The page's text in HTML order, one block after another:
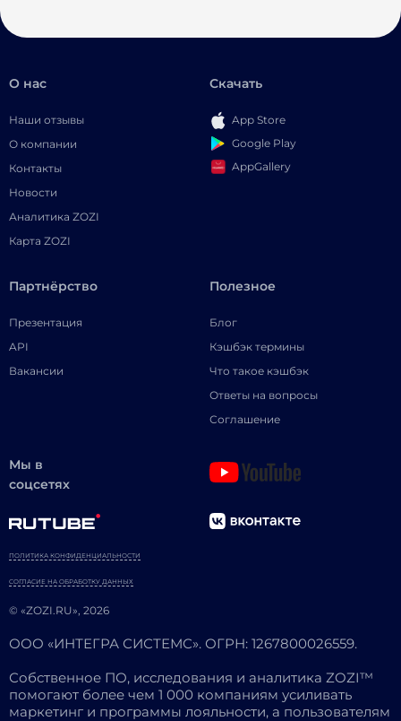
О нас
Наши отзывы
О компании
Контакты
Новости
Аналитика ZOZI
Карта ZOZI
Скачать
App Store
Google Play
AppGallery
Партнёрство
Презентация
API
Вакансии
Полезное
Блог
Кэшбэк термины
Что такое кэшбэк
Ответы на вопросы
Соглашение
Мы в
соцсетях
© «ZOZI.RU», 2026
ПОЛИТИКА КОНФИДЕНЦИАЛЬНОСТИ
СОГЛАСИЕ НА ОБРАБОТКУ ДАННЫХ
ООО «ИНТЕГРА СИСТЕМС». ОГРН: 1267800026559.
Собственное ПО, исследования и аналитика ZOZI™
помогают более чем 1 000 компаниям усиливать
маркетинг и программы лояльности, а пользователям